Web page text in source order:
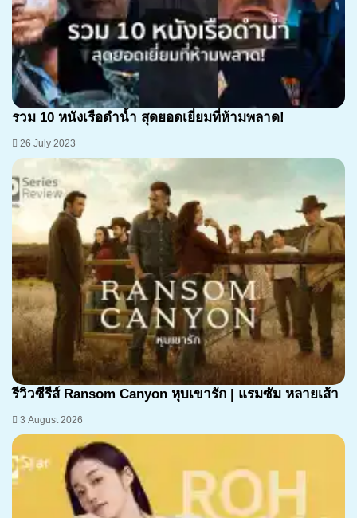
รวม 10 หนังเรือดำน้ำ สุดยอดเยี่ยมที่ห้ามพลาด!
26 July 2023
7.1
รีวิวซีรีส์ Ransom Canyon หุบเขารัก | แรมซัม หลายเส้า
3 August 2026